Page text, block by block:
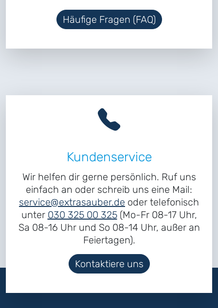
Häufige Fragen (FAQ)
Kundenservice
Wir helfen dir gerne persönlich. Ruf uns
einfach an oder schreib uns eine Mail:
service@extrasauber.de oder telefonisch
unter 030 325 00 325(Mo-Fr 08-17 Uhr,
Sa 08-16 Uhr und So 08-14 Uhr, außer an
Feiertagen).
Kontaktiere uns